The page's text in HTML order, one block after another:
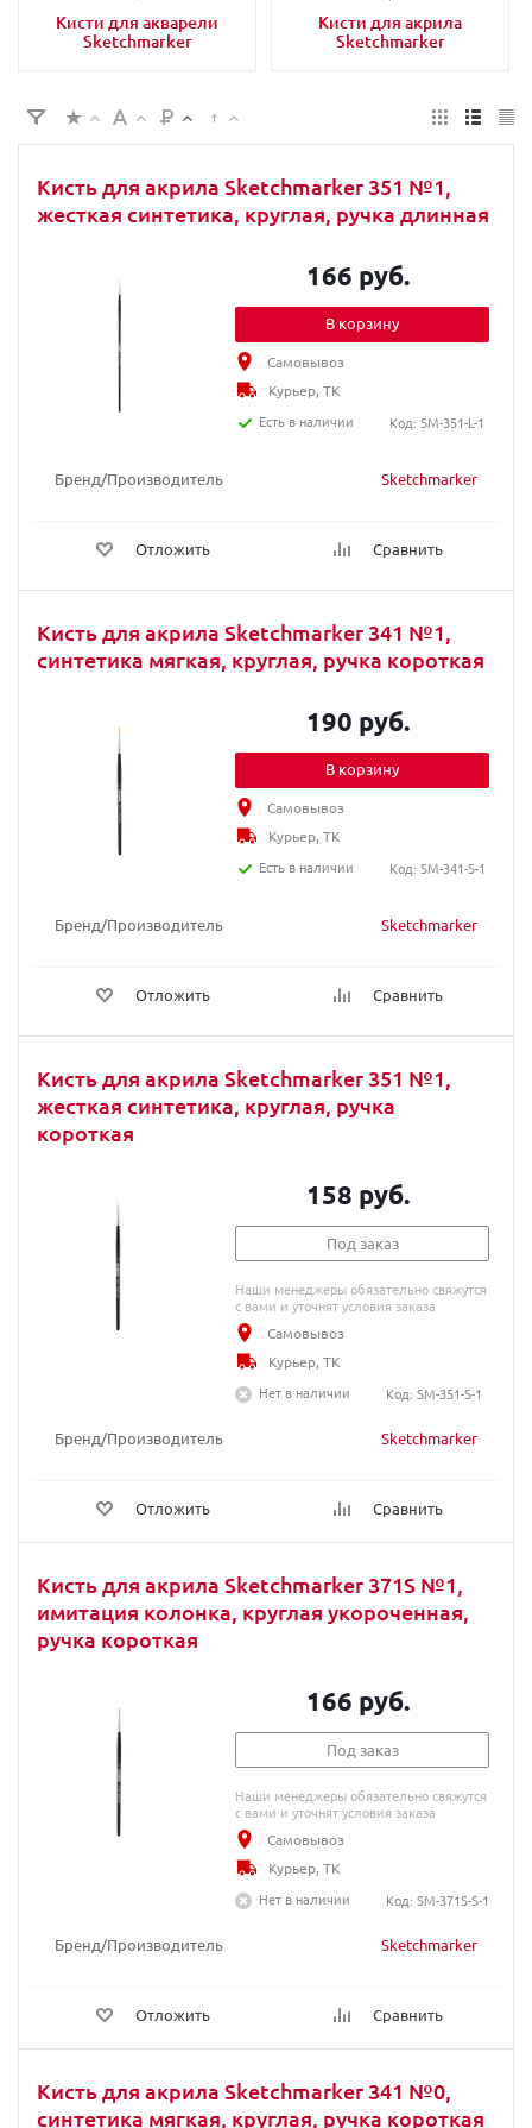
Кисти для акварели
Sketchmarker
Кисти для акрила
Sketchmarker
Кисть для акрила Sketchmarker 351 №1,
жесткая синтетика, круглая, ручка длинная
Бренд/Производитель Sketchmarker
Отложить Сравнить
166 руб.
В корзину
Самовывоз
Курьер, ТК
Есть в наличии
Код: SM-351-L-1
Кисть для акрила Sketchmarker 341 №1,
синтетика мягкая, круглая, ручка короткая
Бренд/Производитель Sketchmarker
Отложить Сравнить
190 руб.
В корзину
Самовывоз
Курьер, ТК
Есть в наличии
Код: SM-341-S-1
Кисть для акрила Sketchmarker 351 №1,
жесткая синтетика, круглая, ручка
короткая
Бренд/Производитель Sketchmarker
Отложить Сравнить
158 руб.
Под заказ
Наши менеджеры обязательно свяжутся
с вами и уточнят условия заказа
Самовывоз
Курьер, ТК
Нет в наличии
Код: SM-351-S-1
Кисть для акрила Sketchmarker 371S №1,
имитация колонка, круглая укороченная,
ручка короткая
Бренд/Производитель Sketchmarker
Отложить Сравнить
166 руб.
Под заказ
Наши менеджеры обязательно свяжутся
с вами и уточнят условия заказа
Самовывоз
Курьер, ТК
Нет в наличии
Код: SM-371S-S-1
Кисть для акрила Sketchmarker 341 №0,
синтетика мягкая, круглая, ручка короткая